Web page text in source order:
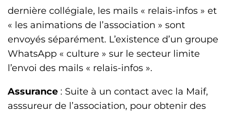
dernière collégiale, les mails « relais-infos » et
« les animations de l’association » sont
envoyés séparément. L’existence d’un groupe
WhatsApp « culture » sur le secteur limite
l’envoi des mails « relais-infos ».
Assurance : Suite à un contact avec la Maif,
asssureur de l’association, pour obtenir des